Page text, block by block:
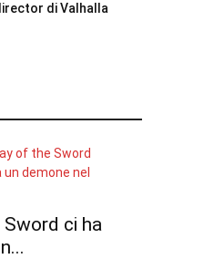
di Valhalla
Sword ci ha